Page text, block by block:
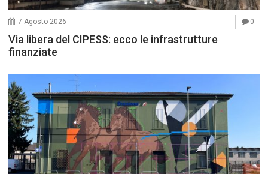
7 Agosto 2026 0
Via libera del CIPESS: ecco le infrastrutture
finanziate